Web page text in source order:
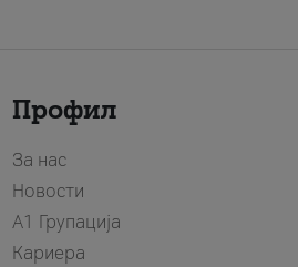
Профил
За нас
Новости
А1 Групација
Кариера